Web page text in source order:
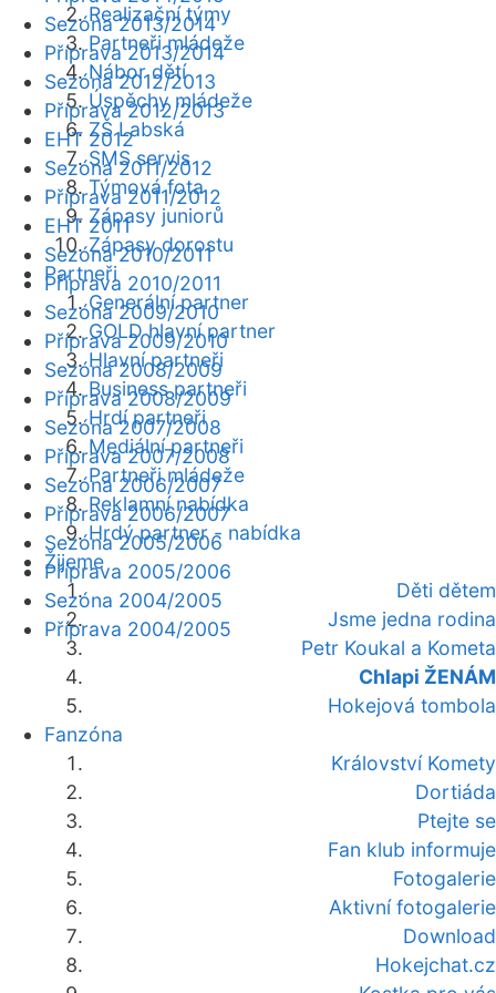
Realizační týmy
Partneři mládeže
Nábor dětí
Úspěchy mládeže
ZŠ Labská
SMS servis
Týmová fota
Zápasy juniorů
Zápasy dorostu
Partneři
Generální partner
GOLD hlavní partner
Hlavní partneři
Business partneři
Hrdí partneři
Mediální partneři
Partneři mládeže
Reklamní nabídka
Hrdý partner - nabídka
Žijeme
Děti dětem
Jsme jedna rodina
Petr Koukal a Kometa
Chlapi ŽENÁM
Hokejová tombola
Fanzóna
Království Komety
Dortiáda
Ptejte se
Fan klub informuje
Fotogalerie
Aktivní fotogalerie
Download
Hokejchat.cz
Sezóna 2013/2014
Příprava 2013/2014
Sezóna 2012/2013
Příprava 2012/2013
EHT 2012
Sezóna 2011/2012
Příprava 2011/2012
EHT 2011
Sezóna 2010/2011
Příprava 2010/2011
Sezóna 2009/2010
Příprava 2009/2010
Sezóna 2008/2009
Příprava 2008/2009
Sezóna 2007/2008
Příprava 2007/2008
Sezóna 2006/2007
Příprava 2006/2007
Sezóna 2005/2006
Příprava 2005/2006
Sezóna 2004/2005
Příprava 2004/2005